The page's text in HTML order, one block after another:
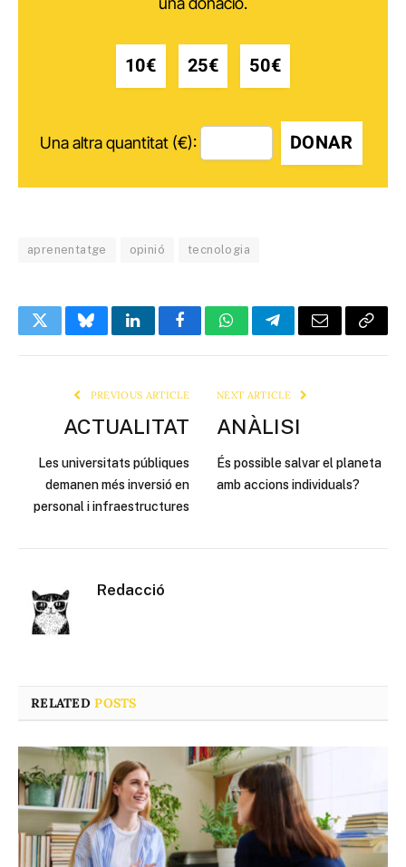
10€ 25€ 50€
Una altra quantitat (€): DONAR
aprenentatge opinió tecnologia
TwitterBlueskyLinkedInFacebookWhatsAppTelegramEmail Copy
PREVIOUS ARTICLE
ACTUALITAT
Les universitats públiques
demanen més inversió en
personal i infraestructures
NEXT ARTICLE
ANÀLISI
És possible salvar el planeta
amb accions individuals?
Redacció
RELATEDPOSTS